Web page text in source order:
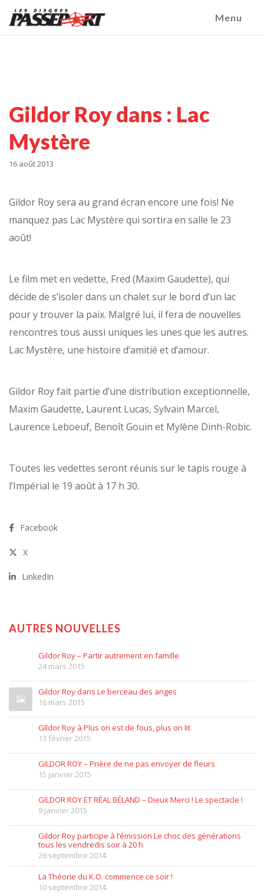
Menu
Gildor Roy dans : Lac
Mystère
16 août 2013
Gildor Roy sera au grand écran encore une fois! Ne
manquez pas Lac Mystère qui sortira en salle le 23
août!
Le film met en vedette, Fred (Maxim Gaudette), qui
décide de s’isoler dans un chalet sur le bord d’un lac
pour y trouver la paix. Malgré lui, il fera de nouvelles
rencontres tous aussi uniques les unes que les autres.
Lac Mystère, une histoire d’amitié et d’amour.
Gildor Roy fait partie d’une distribution exceptionnelle,
Maxim Gaudette, Laurent Lucas, Sylvain Marcel,
Laurence Leboeuf, Benoît Gouin et Mylène Dinh-Robic.
Toutes les vedettes seront réunis sur le tapis rouge à
l’Impérial le 19 août à 17 h 30.
Facebook
X
LinkedIn
AUTRES NOUVELLES
Gildor Roy – Partir autrement en famille
24 mars 2015
Gildor Roy dans Le berceau des anges
16 mars 2015
GIldor Roy à Plus on est de fous, plus on lit
13 février 2015
GILDOR ROY – Prière de ne pas envoyer de fleurs
15 janvier 2015
GILDOR ROY ET RÉAL BÉLAND – Dieux Merci ! Le spectacle !
9 janvier 2015
Gildor Roy participe à l’émission Le choc des générations
tous les vendredis soir à 20 h
26 septembre 2014
La Théorie du K.O. commence ce soir !
10 septembre 2014